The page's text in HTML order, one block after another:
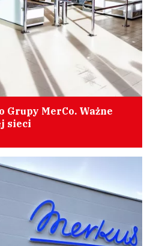
Grupy MerCo. Ważne
sieci